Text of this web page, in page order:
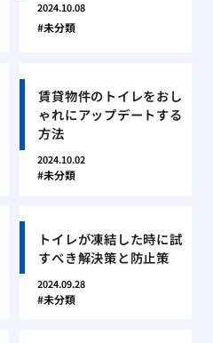
2024.10.08
未分類
賃貸物件のトイレをおし
ゃれにアップデートする
方法
2024.10.02
未分類
トイレが凍結した時に試
すべき解決策と防止策
2024.09.28
未分類